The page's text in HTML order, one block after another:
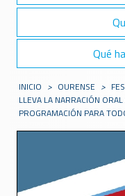
Qué
INICIO > OURENSE >
LLEVA LA NARRACIÓN
PROGRAMACIÓN PARA